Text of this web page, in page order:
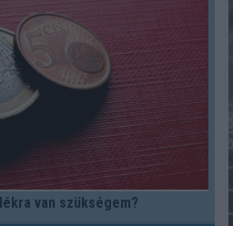
van szükségem?